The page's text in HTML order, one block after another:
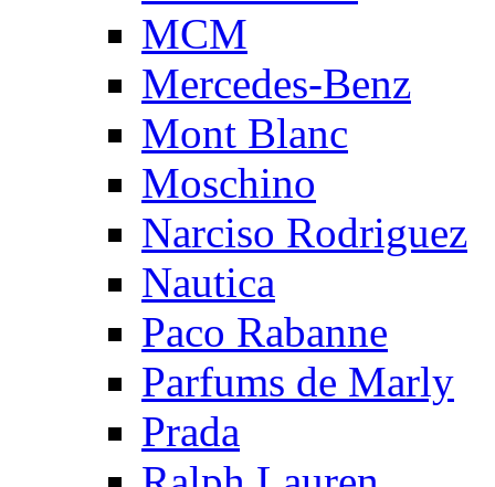
MCM
Mercedes-Benz
Mont Blanc
Moschino
Narciso Rodriguez
Nautica
Paco Rabanne
Parfums de Marly
Prada